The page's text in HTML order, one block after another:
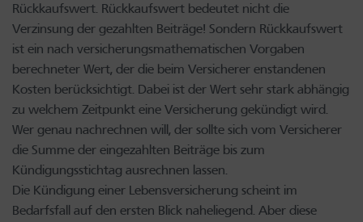
Rückkaufswert. Rückkaufswert bedeutet nicht die
Verzinsung der gezahlten Beiträge! Sondern Rückkaufswert
ist ein nach versicherungsmathematischen Vorgaben
berechneter Wert, der die beim Versicherer enstandenen
Kosten berücksichtigt. Dabei ist der Wert sehr stark abhängig
zu welchem Zeitpunkt eine Versicherung gekündigt wird.
Wer genau nachrechnen will, der sollte sich vom Versicherer
die Summe der eingezahlten Beiträge bis zum
Kündigungsstichtag ausrechnen lassen.
Die Kündigung einer Lebensversicherung scheint im
Bedarfsfall auf den ersten Blick naheliegend. Aber diese